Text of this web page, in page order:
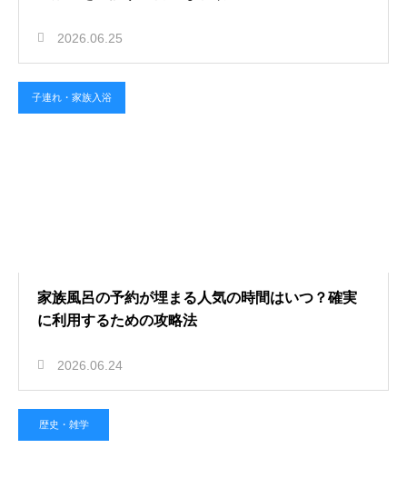
2026.06.25
子連れ・家族入浴
家族風呂の予約が埋まる人気の時間はいつ？確実
に利用するための攻略法
2026.06.24
歴史・雑学